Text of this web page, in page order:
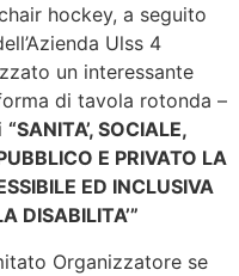
hockey, a seguito
Ulss 4
un interessante
di tavola rotonda –
“SANITA’, SOCIALE,
E PRIVATO LA
ED INCLUSIVA
DISABILITA’”
Organizzatore se